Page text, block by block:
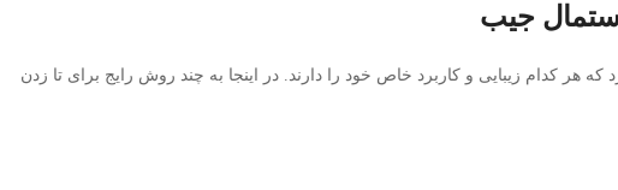
جیب
هر کدام زیبایی و کاربرد خاص خود را دارند. در اینجا به چند روش رایج برای تا زدن